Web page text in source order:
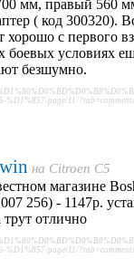
мм, правый 560
( код 300320).
хорошо с первого
боевых условиях
безшумно.
%D1%857/page/11/
на Citroen C5
магазине
256) - 1147р.
трут отлично
%D1%857/page/11/